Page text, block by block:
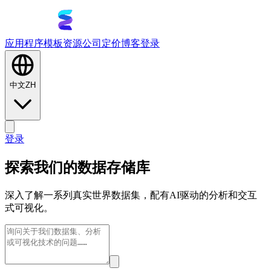
应用程序模板资源公司 定价博客登录
中文ZH
登录
探索我们的数据存储库
深入了解一系列真实世界数据集，配有AI驱动的分析和交互
式可视化。